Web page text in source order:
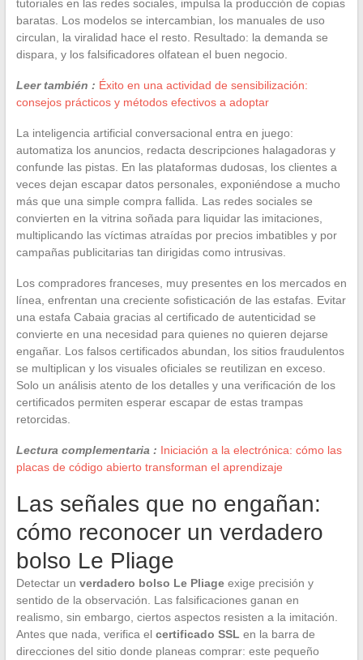
tutoriales en las redes sociales, impulsa la producción de copias
baratas. Los modelos se intercambian, los manuales de uso
circulan, la viralidad hace el resto. Resultado: la demanda se
dispara, y los falsificadores olfatean el buen negocio.
Leer también : Éxito en una actividad de sensibilización:
consejos prácticos y métodos efectivos a adoptar
La inteligencia artificial conversacional entra en juego:
automatiza los anuncios, redacta descripciones halagadoras y
confunde las pistas. En las plataformas dudosas, los clientes a
veces dejan escapar datos personales, exponiéndose a mucho
más que una simple compra fallida. Las redes sociales se
convierten en la vitrina soñada para liquidar las imitaciones,
multiplicando las víctimas atraídas por precios imbatibles y por
campañas publicitarias tan dirigidas como intrusivas.
Los compradores franceses, muy presentes en los mercados en
línea, enfrentan una creciente sofisticación de las estafas. Evitar
una estafa Cabaia gracias al certificado de autenticidad se
convierte en una necesidad para quienes no quieren dejarse
engañar. Los falsos certificados abundan, los sitios fraudulentos
se multiplican y los visuales oficiales se reutilizan en exceso.
Solo un análisis atento de los detalles y una verificación de los
certificados permiten esperar escapar de estas trampas
retorcidas.
Lectura complementaria : Iniciación a la electrónica: cómo las
placas de código abierto transforman el aprendizaje
Las señales que no engañan:
cómo reconocer un verdadero
bolso Le Pliage
Detectar un verdadero bolso Le Pliageexige precisión y
sentido de la observación. Las falsificaciones ganan en
realismo, sin embargo, ciertos aspectos resisten a la imitación.
Antes que nada, verifica el certificado SSL en la barra de
direcciones del sitio donde planeas comprar: este pequeño